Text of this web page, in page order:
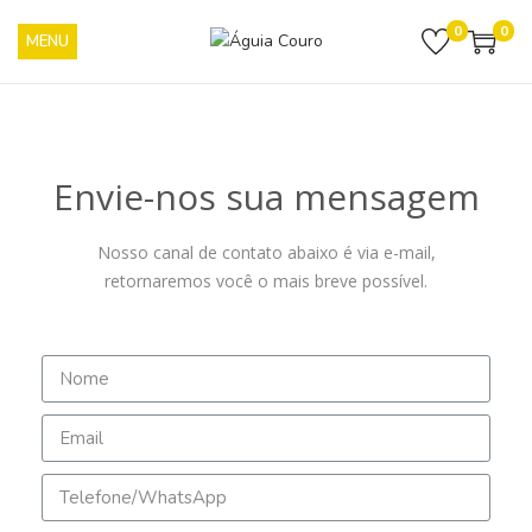
0 0
Envie-nos sua mensagem
Nosso canal de contato abaixo é via e-mail,
retornaremos você o mais breve possível.